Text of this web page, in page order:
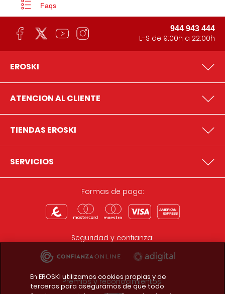
Faqs
944 943 444
L-S de 9:00h a 22:00h
EROSKI
ATENCION AL CLIENTE
TIENDAS EROSKI
SERVICIOS
Formas de pago:
Seguridad y confianza:
Premios y reconocimientos:
En EROSKI utilizamos cookies propias y de
terceros para asegurarnos de que todo